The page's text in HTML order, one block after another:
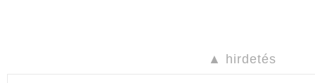
▲ hirdetés